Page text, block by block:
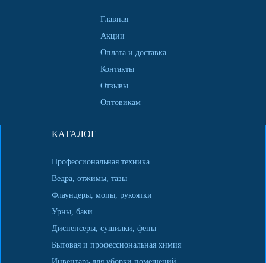
Главная
Акции
Оплата и доставка
Контакты
Отзывы
Оптовикам
КАТАЛОГ
Профессиональная техника
Ведра, отжимы, тазы
Флаундеры, мопы, рукоятки
Урны, баки
Диспенсеры, сушилки, фены
Бытовая и профессиональная химия